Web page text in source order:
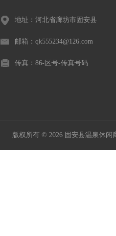
地址：河北省廊坊市固安县
邮箱：qk555234@126.com
传真：86-区号-传真号码
版权所有 © 2026 固安县温泉休